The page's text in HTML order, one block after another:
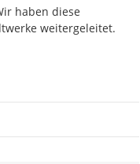
haben diese
weitergeleitet.